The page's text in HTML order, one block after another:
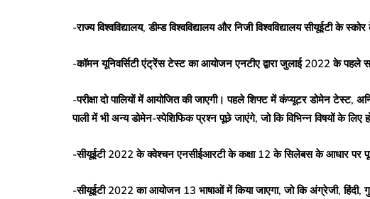
-राज्य विश्वविद्यालय, डीम्ड विश्वविद्यालय और निजी विश्वविद्यालय सीयूईटी के
-कॉमन यूनिवर्सिटी एंट्रेंस टेस्ट का आयोजन एनटीए द्वारा जुलाई 2022 के पहले
-परीक्षा दो पालियों में आयोजित की जाएगी। पहले शिफ्ट में कंप्यूटर डोमेन टेस्ट,
पाली में भी अन्य डोमेन-स्पेशिफिक प्रश्न पूछे जाएंगे, जो कि विभिन्न विषयों के लिए
-सीयूईटी 2022 के क्वेश्चन एनसीईआरटी के कक्षा 12 के सिलेबस के आधार पर
-सीयूईटी 2022 का आयोजन 13 भाषाओं में किया जाएगा, जो कि अंग्रेजी, हिंदी,